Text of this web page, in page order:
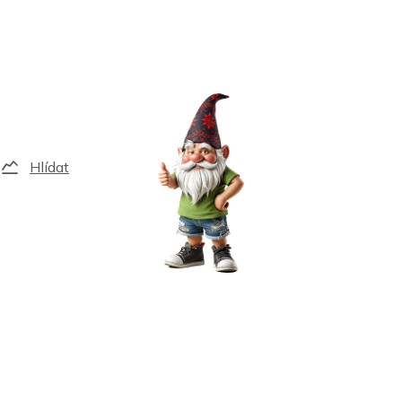
Hlídat